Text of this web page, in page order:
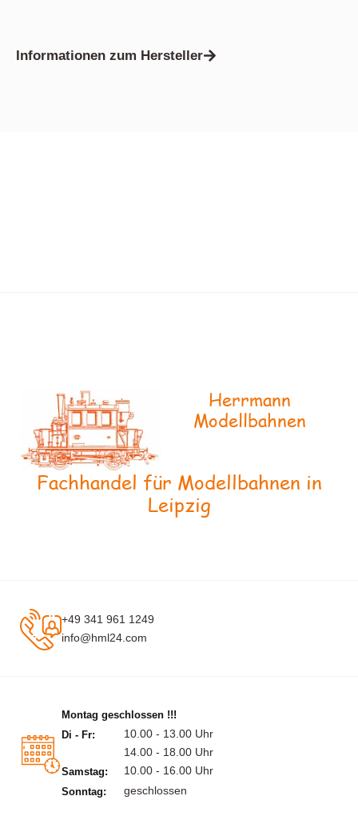
Informationen zum Hersteller
Herrmann
Modellbahnen
Fachhandel für Modellbahnen in
Leipzig
+49 341 961 1249
info@hml24.com
Montag geschlossen !!!
Di - Fr:
10.00 - 13.00 Uhr
14.00 - 18.00 Uhr
Samstag: 10.00 - 16.00 Uhr
Sonntag: geschlossen